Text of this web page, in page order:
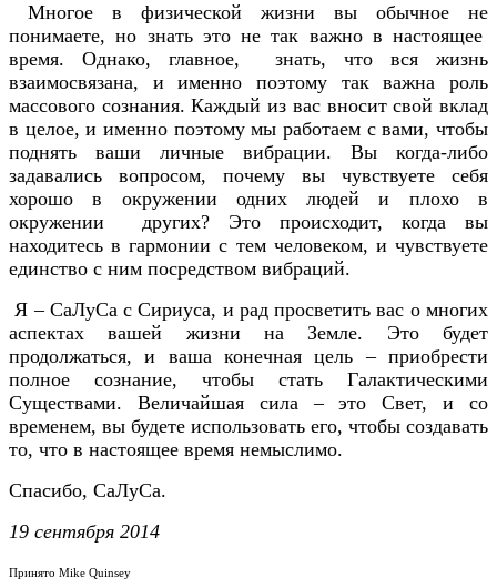
Многое в физической жизни вы обычное не
понимаете, но знать это не так важно в настоящее
время. Однако, главное, знать, что вся жизнь
взаимосвязана, и именно поэтому так важна роль
массового сознания. Каждый из вас вносит свой вклад
в целое, и именно поэтому мы работаем с вами, чтобы
поднять ваши личные вибрации. Вы когда-либо
задавались вопросом, почему вы чувствуете себя
хорошо в окружении одних людей и плохо в
окружении других? Это происходит, когда вы
находитесь в гармонии с тем человеком, и чувствуете
единство с ним посредством вибраций.
Я – СаЛуСа с Сириуса, и рад просветить вас о многих
аспектах вашей жизни на Земле. Это будет
продолжаться, и ваша конечная цель – приобрести
полное сознание, чтобы стать Галактическими
Существами. Величайшая сила – это Свет, и со
временем, вы будете использовать его, чтобы создавать
то, что в настоящее время немыслимо.
Спасибо, СаЛуСа.
19 сентября 2014
Принято Mike Quinsey